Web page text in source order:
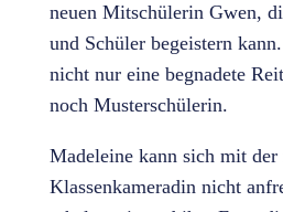
neuen Mitschülerin Gwen,
und Schüler begeistern
nicht nur eine begnadete
noch Musterschülerin.
Madeleine kann sich mit der
Klassenkameradin nicht